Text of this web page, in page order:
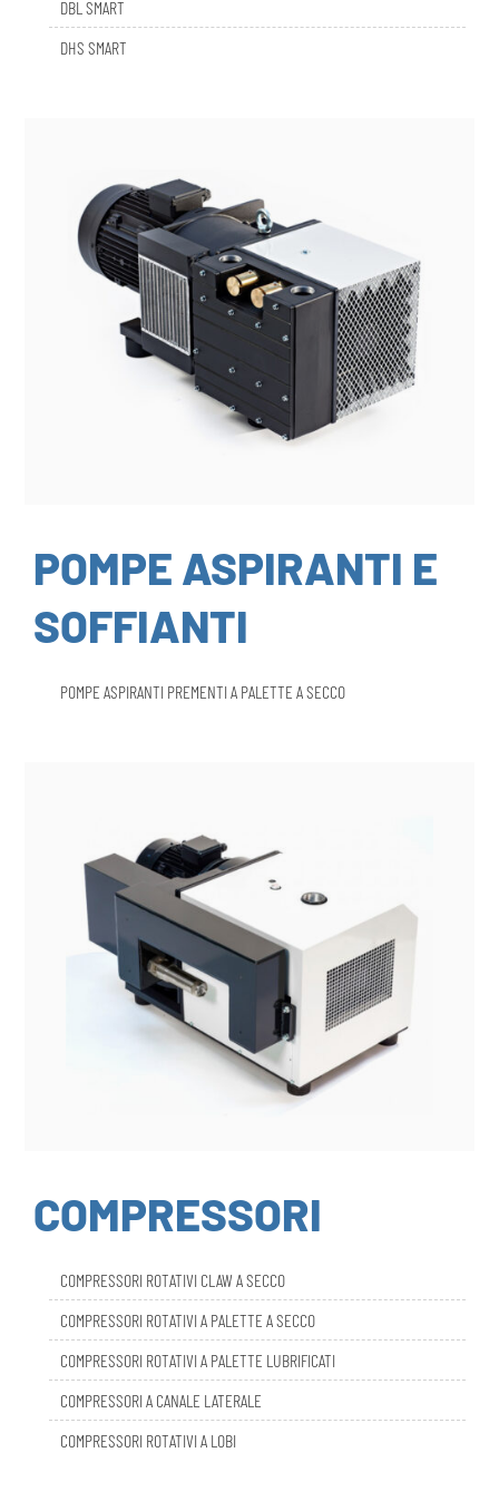
DHS SMART
POMPE ASPIRANTI E
SOFFIANTI
COMPRESSORI
COMPRESSORI ROTATIVI A PALETTE A SECCO
COMPRESSORI ROTATIVI A PALETTE LUBRIFICATI
COMPRESSORI A CANALE LATERALE
COMPRESSORI ROTATIVI A LOBI